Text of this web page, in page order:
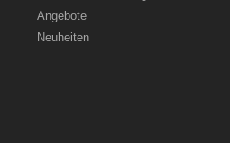
Angebote
Neuheiten